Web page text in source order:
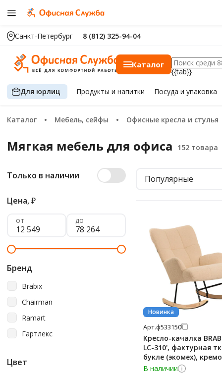
Санкт-Петербург 8 (812) 325-94-04
Каталог
{{tab}}
Для юрлиц Продуктыи напитки Посуда и упаковка
Каталог Мебель, сейфы Офисные кресла и стулья
Мягкая мебель для офиса
Только в наличии
Цена,₽
от до
Бренд
Brabix
Chairman
Ramart
Гартлекс
Цвет
Популярные
Новинка
Арт.ф533150
Кресло-качалка
LC-310', фактурная
букле (экомех),
533150
В наличии